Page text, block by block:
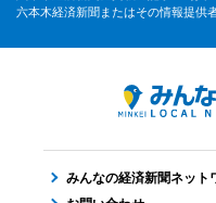
六本木経済新聞またはその情報提供
みんなの経済新聞ネット